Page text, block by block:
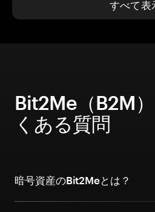
すべて表
Bit2Me（B2M
くある質問
暗号資産のBit2Meとは？